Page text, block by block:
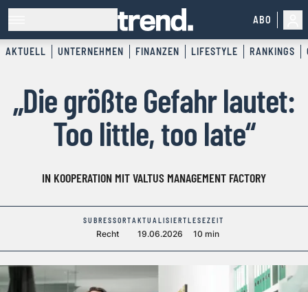
ABO
AKTUELL UNTERNEHMEN FINANZEN LIFESTYLE RANKINGS
„Die größte Gefahr lautet:
Too little, too late“
IN KOOPERATION MIT VALTUS MANAGEMENT FACTORY
SUBRESSORT
Recht
AKTUALISIERT
19.06.2026
LESEZEIT
10 min